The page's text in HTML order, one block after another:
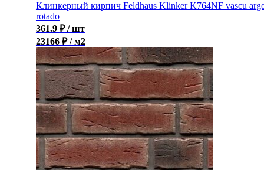
Клинкерный кирпич Feldhaus Klinker K764NF vascu
rotado
361.9 ₽ / шт
23166 ₽ / м2